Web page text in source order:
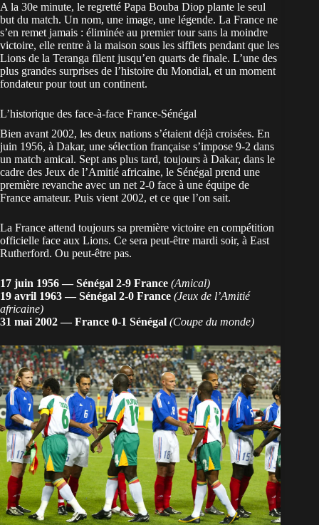
A la 30e minute, le regretté Papa Bouba Diop plante le seul
but du match. Un nom, une image, une légende. La France ne
s’en remet jamais : éliminée au premier tour sans la moindre
victoire, elle rentre à la maison sous les sifflets pendant que les
Lions de la Teranga filent jusqu’en quarts de finale. L’une des
plus grandes surprises de l’histoire du Mondial, et un moment
fondateur pour tout un continent.
L’historique des face-à-face France-Sénégal
Bien avant 2002, les deux nations s’étaient déjà croisées. En
juin 1956, à Dakar, une sélection française s’impose 9-2 dans
un match amical. Sept ans plus tard, toujours à Dakar, dans le
cadre des Jeux de l’Amitié africaine, le Sénégal prend une
première revanche avec un net 2-0 face à une équipe de
France amateur. Puis vient 2002, et ce que l’on sait.
La France attend toujours sa première victoire en compétition
officielle face aux Lions. Ce sera peut-être mardi soir, à East
Rutherford. Ou peut-être pas.
17 juin 1956 — Sénégal 2-9 France (Amical)
19 avril 1963 — Sénégal 2-0 France (Jeux de l’Amitié
africaine)
31 mai 2002 — France 0-1 Sénégal (Coupe du monde)